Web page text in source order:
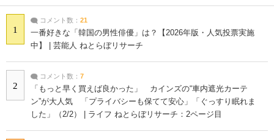
1
コメント数： 21
一番好きな「韓国の男性俳優」は？【2026年版・人気投票実施
中】 | 芸能人 ねとらぼリサーチ
2
コメント数： 7
「もっと早く買えば良かった」 カインズの“車内遮光カーテ
ン”が大人気 「プライバシーも保てて安心」「ぐっすり眠れま
した」（2/2） | ライフ ねとらぼリサーチ：2ページ目